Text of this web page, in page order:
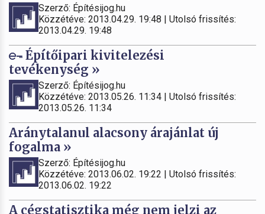
Szerző: Építésijog.hu
Közzétéve: 2013.04.29. 19:48 | Utolsó frissítés:
2013.04.29. 19:48
Építőipari kivitelezési
tevékenység »
Szerző: Építésijog.hu
Közzétéve: 2013.05.26. 11:34 | Utolsó frissítés:
2013.05.26. 11:34
Aránytalanul alacsony árajánlat új
fogalma »
Szerző: Építésijog.hu
Közzétéve: 2013.06.02. 19:22 | Utolsó frissítés:
2013.06.02. 19:22
A cégstatisztika még nem jelzi az